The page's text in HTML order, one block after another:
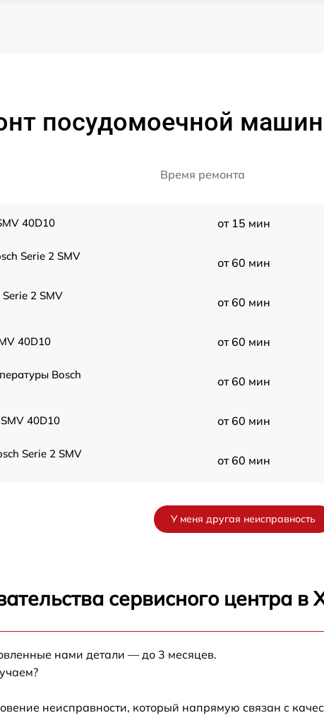
посудомоечной
Время ремонта
40D10 от 15 мин
Serie 2 SMV
от 60 мин
2 SMV
от 60 мин
40D10 от 60 мин
Bosch
от 60 мин
40D10 от 60 мин
Serie 2 SMV
от 60 мин
Serie 2
У меня другая неисправность
сервисного центра в
нами детали — до 3 месяцев.
неисправности, который напрямую связан с